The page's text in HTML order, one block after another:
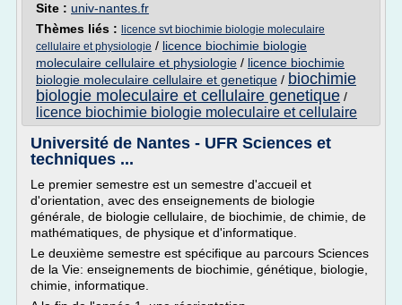
Site : univ-nantes.fr
Thèmes liés : licence svt biochimie biologie moleculaire
cellulaire et physiologie / licence biochimie biologie
moleculaire cellulaire et physiologie / licence biochimie
biologie moleculaire cellulaire et genetique / biochimie
biologie moleculaire et cellulaire genetique /
licence biochimie biologie moleculaire et cellulaire
Université de Nantes - UFR Sciences et
techniques ...
Le premier semestre est un semestre d'accueil et
d'orientation, avec des enseignements de biologie
générale, de biologie cellulaire, de biochimie, de chimie, de
mathématiques, de physique et d'informatique.
Le deuxième semestre est spécifique au parcours Sciences
de la Vie: enseignements de biochimie, génétique, biologie,
chimie, informatique.